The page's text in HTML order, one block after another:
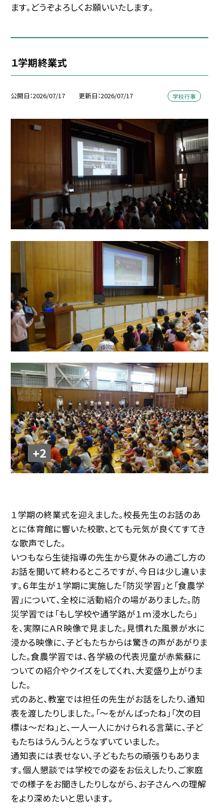
ます。どうぞよろしくお願いいたします。
１学期終業式
公開日 2026/07/17 更新日 2026/07/17 学校行事
+2
１学期の終業式を迎えました。校長先生のお話のあ
とに体育館に響いた校歌、とても元気が良くてすてき
な歌声でした。
いつもなら生徒指導の先生から夏休みの過ごし方の
お話を聞いて終わるところですが、今日は少し違いま
す。６年生が１学期に実施した「防災学習」と「食農学
習」について、全校に活動紹介の場がありました。防
災学習では「もし学校や通学路が１ｍ浸水したら」
を、実際にＡＲ映像で見ました。見慣れた風景が水に
浸かる映像に、子どもたちからは驚きの声があがりま
した。食農学習では、各学級の代表児童が赤紫蘇に
ついての紹介やクイズをしてくれ、大変盛り上がりま
した。
式のあと、教室では担任の先生がお話をしたり、通知
表を渡したりしました。「～をがんばったね」「次の目
標は～だね」と、一人一人にかけられる言葉に、子ど
もたちはうんうんとうなずいていました。
通知表には表せない、子どもたちの頑張りもありま
す。個人懇談では学校での姿をお伝えしたり、ご家庭
での様子をお聞きしたりしながら、お子さんへの理解
をより深めたいと思います。